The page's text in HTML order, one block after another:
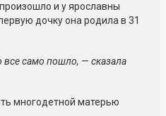
и у ярославны
дочку она родила в 31
все само пошло, — сказала
многодетной матерью